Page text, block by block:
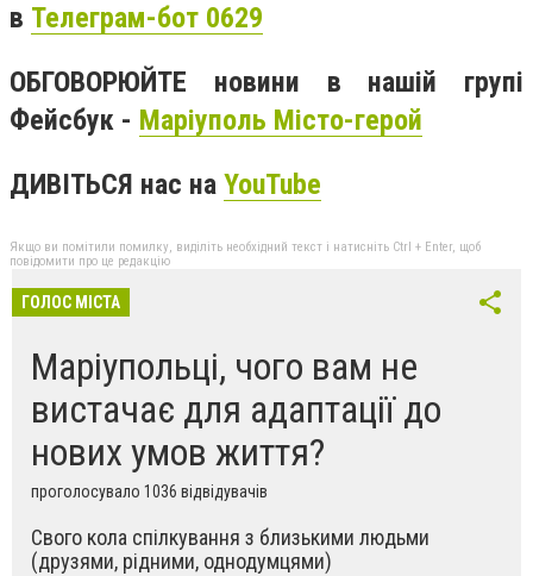
в Телеграм-бот 0629
ОБГОВОРЮЙТЕ новини в нашій групі
Фейсбук - Маріуполь Місто-герой
ДИВІТЬСЯ нас на YouTube
Якщо ви помітили помилку, виділіть необхідний текст і натисніть Ctrl + Enter, щоб
повідомити про це редакцію
ГОЛОС МІСТА
Маріупольці, чого вам не
вистачає для адаптації до
нових умов життя?
проголосувало 1036 відвідувачів
Свого кола спілкування з близькими людьми
(друзями, рідними, однодумцями)